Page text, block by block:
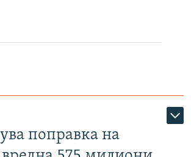
поправка на